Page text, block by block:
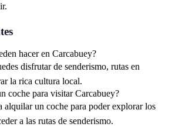
hacer en Carcabuey?
disfrutar de senderismo, rutas en
la rica cultura local.
coche para visitar Carcabuey?
alquilar un coche para poder explorar los
a las rutas de senderismo.